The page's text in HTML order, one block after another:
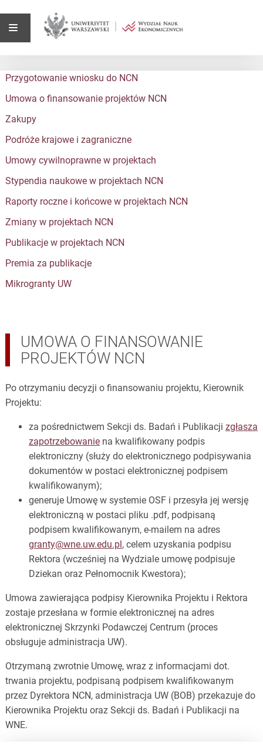
Przygotowanie wniosku do NCN
Umowa o finansowanie projektów NCN
Zakupy
Podróże krajowe i zagraniczne
Umowy cywilnoprawne w projektach
Stypendia naukowe w projektach NCN
Raporty roczne i końcowe w projektach NCN
Zmiany w projektach NCN
Publikacje w projektach NCN
Premia za publikacje
Mikrogranty UW
UMOWA O FINANSOWANIE
PROJEKTÓW NCN
Po otrzymaniu decyzji o finansowaniu projektu, Kierownik
Projektu:
za pośrednictwem Sekcji ds. Badań i Publikacji zgłasza
zapotrzebowaniena kwalifikowany podpis
elektroniczny (służy do elektronicznego podpisywania
dokumentów w postaci elektronicznej podpisem
kwalifikowanym);
generuje Umowę w systemie OSF i przesyła jej wersję
elektroniczną w postaci pliku .pdf, podpisaną
podpisem kwalifikowanym, e-mailem na adres
granty@wne.uw.edu.pl, celem uzyskania podpisu
Rektora (wcześniej na Wydziale umowę podpisuje
Dziekan oraz Pełnomocnik Kwestora);
Umowa zawierająca podpisy Kierownika Projektu i Rektora
zostaje przesłana w formie elektronicznej na adres
elektronicznej Skrzynki Podawczej Centrum (proces
obsługuje administracja UW).
Otrzymaną zwrotnie Umowę, wraz z informacjami dot.
trwania projektu, podpisaną podpisem kwalifikowanym
przez Dyrektora NCN, administracja UW (BOB) przekazuje do
Kierownika Projektu oraz Sekcji ds. Badań i Publikacji na
WNE.